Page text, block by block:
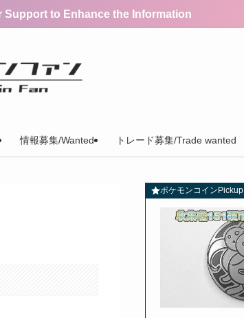
Support to Enhance the Information
情報募集/Wanted トレード募集/Trade wanted
ポケモンコインPickup